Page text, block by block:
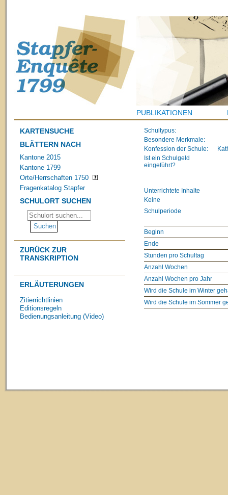
PUBLIKATIONEN
KARTENSUCHE
BLÄTTERN NACH
Kantone 2015
Kantone 1799
Orte/Herrschaften 1750
Fragenkatalog Stapfer
SCHULORT SUCHEN
ZURÜCK ZUR
TRANSKRIPTION
ERLÄUTERUNGEN
Zitierrichtlinien
Editionsregeln
Bedienungsanleitung (Video)
Schultypus:
Besondere Merkmale:
Konfession der Schule:
Ist ein Schulgeld
eingeführt?
Unterrichtete Inhalte
Keine
Schulperiode
Beginn
Ende
Stunden pro Schultag
Anzahl Wochen
Anzahl Wochen pro Jahr
Wird die Schule im Winter
Wird die Schule im Sommer